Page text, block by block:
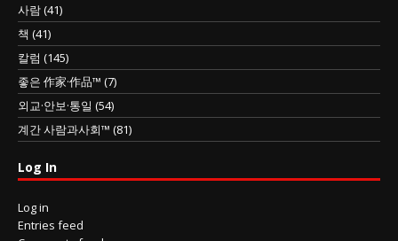
사람(41)
책 (41)
칼럼 (145)
좋은 作家·作品™ (7)
외교·안보·통일 (54)
계간 사람과사회™ (81)
Log In
Log in
Entries feed